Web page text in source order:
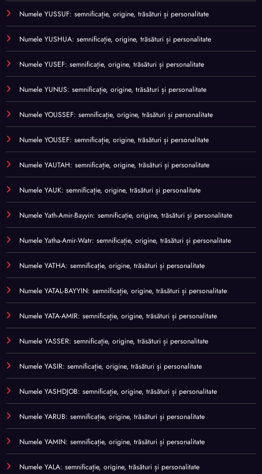
Numele YUSSUF: semnificație, origine, trăsături și personalitate
Numele YUSHUA: semnificație, origine, trăsături și personalitate
Numele YUSEF: semnificație, origine, trăsături și personalitate
Numele YUNUS: semnificație, origine, trăsături și personalitate
Numele YOUSSEF: semnificație, origine, trăsături și personalitate
Numele YOUSEF: semnificație, origine, trăsături și personalitate
Numele YAUTAH: semnificație, origine, trăsături și personalitate
Numele YAUK: semnificație, origine, trăsături și personalitate
Numele Yath-Amir-Bayyin: semnificație, origine, trăsături și personalitate
Numele Yatha-Amir-Watr: semnificație, origine, trăsături și personalitate
Numele YATHA: semnificație, origine, trăsături și personalitate
Numele YATAL-BAYYIN: semnificație, origine, trăsături și personalitate
Numele YATA-AMIR: semnificație, origine, trăsături și personalitate
Numele YASSER: semnificație, origine, trăsături și personalitate
Numele YASIR: semnificație, origine, trăsături și personalitate
Numele YASHDJOB: semnificație, origine, trăsături și personalitate
Numele YARUB: semnificație, origine, trăsături și personalitate
Numele YAMIN: semnificație, origine, trăsături și personalitate
Numele YALA: semnificație, origine, trăsături și personalitate